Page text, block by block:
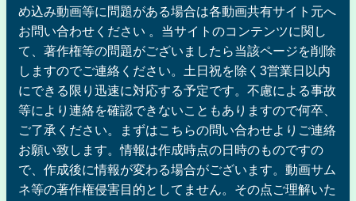
め込み動画等に問題がある場合は各動画共有サイト元へ
お問い合わせください 。当サイトのコンテンツに関し
て、著作権等の問題がございましたら当該ページを削除
しますのでご連絡ください。土日祝を除く3営業日以内
にできる限り迅速に対応する予定です。不慮による事故
等により連絡を確認できないこともありますので何卒、
ご了承ください。まずはこちらの問い合わせよりご連絡
お願い致します。情報は作成時点の日時のものですの
で、作成後に情報が変わる場合がございます。動画サム
ネ等の著作権侵害目的としてません。その点ご理解いた